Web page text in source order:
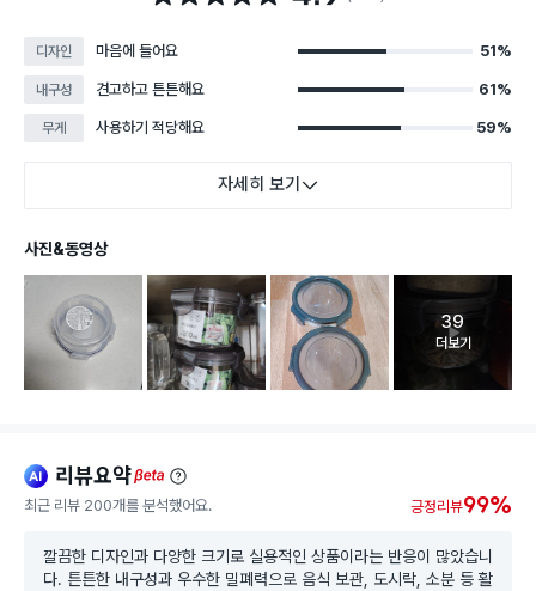
디자인 마음에 들어요 51%
내구성 견고하고 튼튼해요 61%
무게 사용하기 적당해요 59%
자세히 보기
사진&동영상
고객 리뷰
39
더보기
ai 리뷰요약beta
최근 리뷰 200개를 분석했어요. 긍정리뷰99%
깔끔한 디자인과 다양한 크기로 실용적인 상품이라는 반응이 많았습니
다. 튼튼한 내구성과 우수한 밀폐력으로 음식 보관, 도시락, 소분 등 활